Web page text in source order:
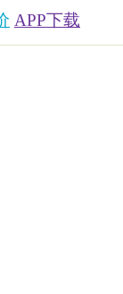
APP下载